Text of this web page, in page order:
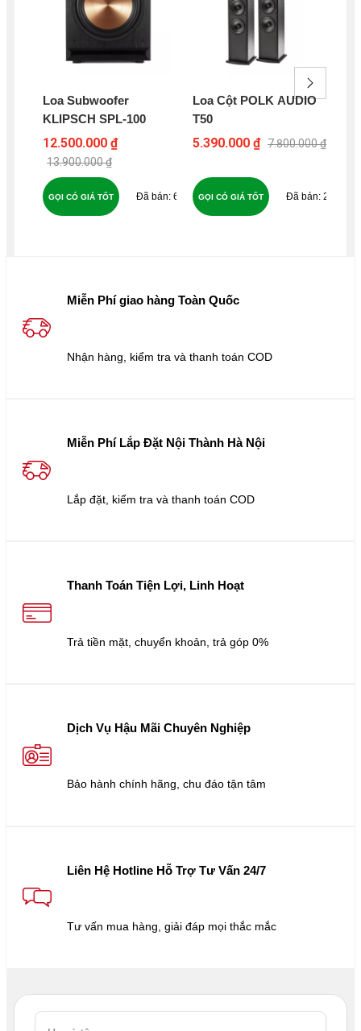
Loa Subwoofer
KLIPSCH SPL-100
12.500.000 ₫
13.900.000 ₫
61
GỌI CÓ GIÁ TỐT
Loa Cột POLK AUDIO
T50
5.390.000 ₫ 7.800.000 ₫
24
GỌI CÓ GIÁ TỐT
Miễn Phí giao hàng Toàn Quốc
Nhận hàng, kiểm tra và thanh toán COD
Miễn Phí Lắp Đặt Nội Thành Hà Nội
Lắp đặt, kiểm tra và thanh toán COD
Thanh Toán Tiện Lợi, Linh Hoạt
Trả tiền mặt, chuyển khoản, trả góp 0%
Dịch Vụ Hậu Mãi Chuyên Nghiệp
Bảo hành chính hãng, chu đáo tận tâm
Liên Hệ Hotline Hỗ Trợ Tư Vấn 24/7
Tư vấn mua hàng, giải đáp mọi thắc mắc